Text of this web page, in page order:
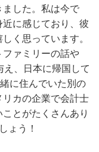
ました。私は今で
に感じており、彼
く思っています。
ァミリーの話や
、日本に帰国して
に住んでいた別の
カの企業で会計士
とがたくさんあり
ょう！